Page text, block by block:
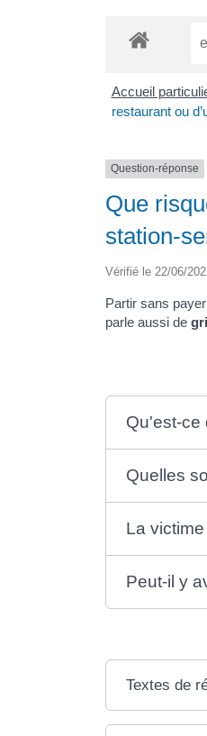
Accueil
restaurant ou
Question-réponse
Que
station-
Vérifié le 22/06/
Partir sans payer
parle aussi de
Qu'est-ce
Quelles
La
Peut-il y
Textes de